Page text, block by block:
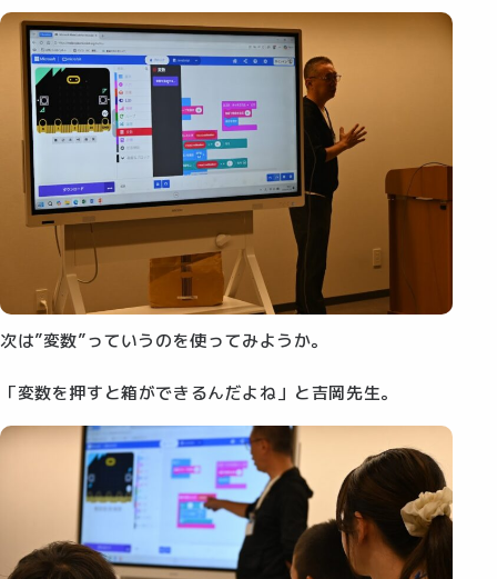
次は”変数”っていうのを使ってみようか。
「変数を押すと箱ができるんだよね」と吉岡先生。